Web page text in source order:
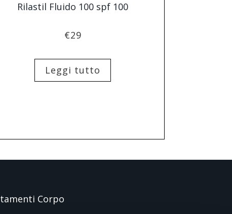
Rilastil Fluido 100 spf 100
€29
Leggi tutto
Corpo